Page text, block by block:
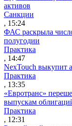
активов
Санкции
, 15:24
ФАС раскрыла
полугодии
Практика
, 14:47
NexTouch выкупит
Практика
, 13:35
«Евротранс»
выпускам
Практика
, 12:31